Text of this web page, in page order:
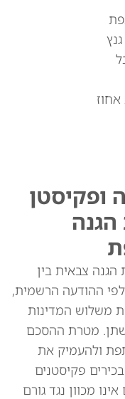
ופקיסטן
צבאית בין
לפי ההודעה הרשמית,
משלוש המדינות
מטרת ההסכם
ולהעמיק את
פקיסטנים
מכוון נגד גורם